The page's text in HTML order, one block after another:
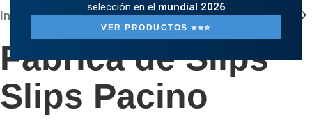
selección en el mundial 2026
VER PRODUCTOS ⭐️⭐️⭐️
Inicio/Tienda/Ropa y Accesorios/Slips
Fabrica de Slips
Slips Pacino